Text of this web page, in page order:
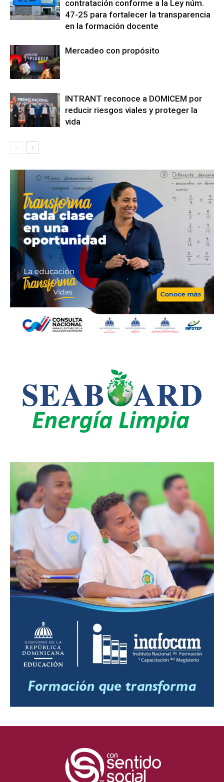
contratación conforme a la Ley núm.
47-25 para fortalecer la transparencia
en la formación docente
Mercadeo con propósito
INTRANT reconoce a DOMICEM por
reducir riesgos viales y proteger la
vida